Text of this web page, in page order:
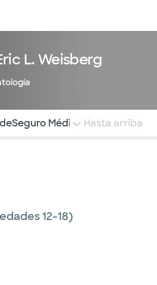
L. Weisberg
saltar rápidamente a
Seguro Médico COMENTARIOS
Hasta arriba
12-18)